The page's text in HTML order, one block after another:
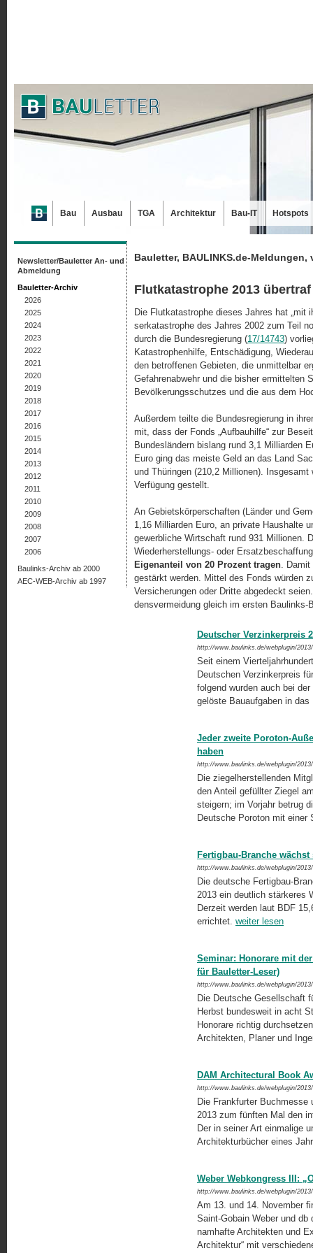
Bauletter, BAULINKS.de-Meldungen,
Flutkatastrophe 2013
Die Flutkatastrophe dieses Jahres hat
serkatastrophe des Jahres 2002 zum Teil
durch die Bundesregierung (17/14743)
Katastrophenhilfe, Entschädigung,
den betroffenen Gebieten, die unmittelbar
Gefahrenabwehr und die bisher ermittelten
Bevölkerungsschutzes und die aus dem
Außerdem teilte die Bundesregierung in
mit, dass der Fonds „Aufbauhilfe“ zur
Bundesländern bislang rund 3,1 Milliarden
Euro ging das meiste Geld an das Land
und Thüringen (210,2 Millionen).
Verfügung gestellt.
An Gebietskörperschaften (Länder und
1,16 Milliarden Euro, an private Haushalte
gewerbliche Wirtschaft rund 931 Millionen.
Wiederherstellungs- oder
Eigenanteil von 20 Prozent tragen. Damit
gestärkt werden. Mittel des Fonds würden
Ver­si­cherun­gen oder Dritte abgedeckt
densvermeidung gleich im ersten Baulinks-
Deutscher Verzinkerpreis
http://www.baulinks.de/webplugin/
Seit einem
Deutschen Verzinkerpreis
folgend wurden auch bei
gelöste Bauaufgaben in
Jeder zweite Poroton-
haben
http://www.baulinks.de/webplugin/
Die ziegelherstellenden
den Anteil gefüllter Ziegel
steigern; im Vorjahr betrug
Deutsche Poroton mit
Fertigbau-Branche
http://www.baulinks.de/webplugin/
Die deutsche Fertigbau-
2013 ein deutlich stärkeres
Derzeit werden laut BDF
errichtet. weiter lesen
Seminar: Honorare mit
für Bauletter-Leser)
http://www.baulinks.de/webplugin/
Die Deutsche Gesellschaft
Herbst bundesweit in acht
Honorare richtig
Architekten, Planer und
DAM Architectural Book
http://www.baulinks.de/webplugin/
Die Frankfurter Buchmesse
2013 zum fünften Mal den
Der in seiner Art einmalige
Architekturbücher eines
Weber Webkongress III:
http://www.baulinks.de/webplugin/
Am 13. und 14. November
Saint-Gobain Weber und
nam­hafte Architekten und
Architektur“ mit
Newsletter/Bauletter An- und
Abmeldung
Bauletter-Archiv
2026
2025
2024
2023
2022
2021
2020
2019
2018
2017
2016
2015
2014
2013
2012
2011
2010
2009
2008
2007
2006
Baulinks-Archiv ab 2000
AEC-WEB-Archiv ab 1997
Bau Ausbau TGA Architektur Bau-IT Hotspots